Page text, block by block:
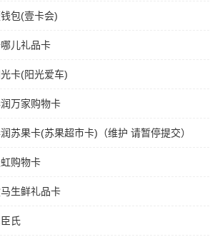
包(壹卡会)
儿礼品卡
卡(阳光爱车)
万家购物卡
苏果卡(苏果超市卡)（维护 请暂停提交）
购物卡
生鲜礼品卡
氏